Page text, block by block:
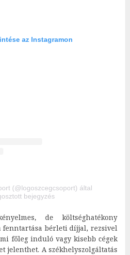
az Instagramon
(@logoszcegcsoport) által
bejegyzés
de költséghatékony
fenntartása bérleti díjjal, rezsivel
főleg induló vagy kisebb cégek
jelenthet. A székhelyszolgáltatás